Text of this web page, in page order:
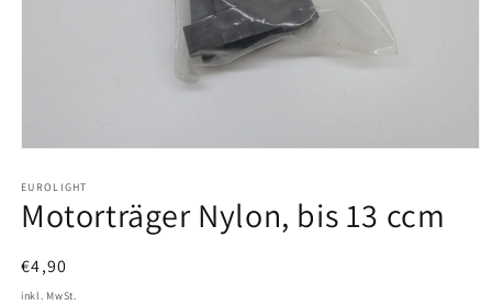
in
Modal
öffnen
EUROLIGHT
Motorträger Nylon, bis 13 ccm
Normaler
Preis
€4,90
inkl. MwSt.